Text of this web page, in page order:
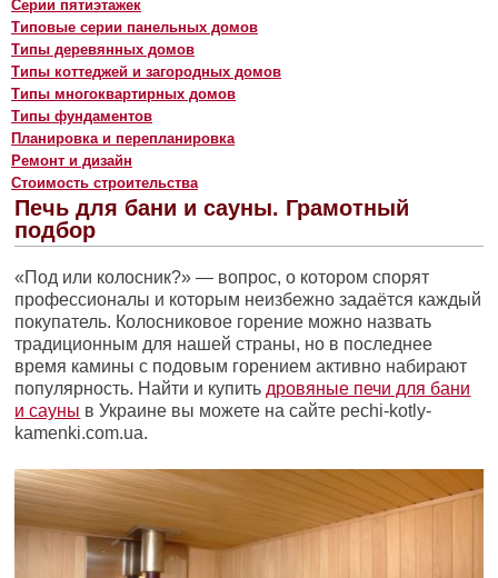
Серии пятиэтажек
Типовые серии панельных домов
Типы деревянных домов
Типы коттеджей и загородных домов
Типы многоквартирных домов
Типы фундаментов
Планировка и перепланировка
Ремонт и дизайн
Стоимость строительства
Печь для бани и сауны. Грамотный
подбор
«Под или колосник?» — вопрос, о котором спорят
профессионалы и которым неизбежно задаётся каждый
покупатель. Колосниковое горение можно назвать
традиционным для нашей страны, но в последнее
время камины с подовым горением активно набирают
популярность. Найти и купить дровяные печи для бани
и сауны в Украине вы можете на сайте pechi-kotly-
kamenki.com.ua.